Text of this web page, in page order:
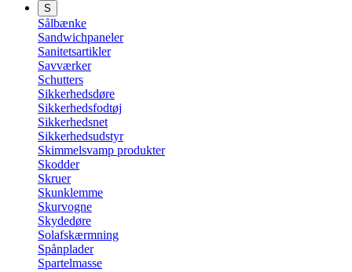
S
Sålbænke
Sandwichpaneler
Sanitetsartikler
Savværker
Schutters
Sikkerhedsdøre
Sikkerhedsfodtøj
Sikkerhedsnet
Sikkerhedsudstyr
Skimmelsvamp produkter
Skodder
Skruer
Skunklemme
Skurvogne
Skydedøre
Solafskærmning
Spånplader
Spartelmasse